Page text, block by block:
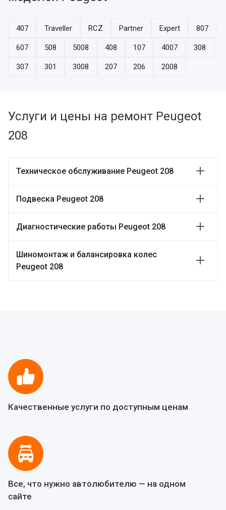
407 Traveller RCZ Partner Expert 807
607 508 5008 408 107 4007 308
307 301 3008 207 206 2008
Услуги и цены на ремонт Peugeot
208
Техническое обслуживание Peugeot 208
Подвеска Peugeot 208
Диагностические работы Peugeot 208
Шиномонтаж и балансировка колес
Peugeot 208
Качественные услуги по доступным ценам
Все, что нужно автолюбителю — на одном
сайте